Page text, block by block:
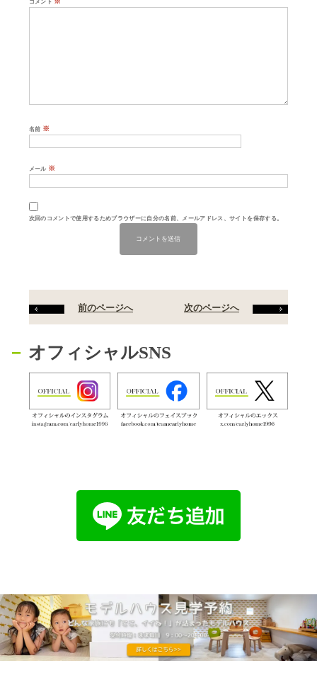
コメント
名前 ※
メール ※
次回のコメントで使用するためブラウザーに自分の名前、メールアドレス、サイトを保存する。
次のページへ
前のページへ
オフィシャルSNS